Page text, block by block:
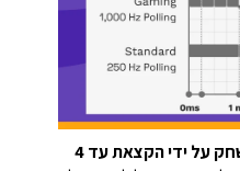
שפרו את היעילות שלכם במשחק על ידי הקצאת עד 4